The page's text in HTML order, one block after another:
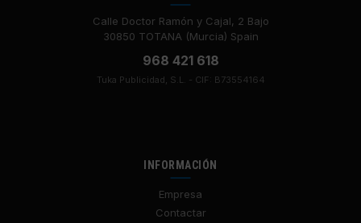
Calle Doctor Ramón y Cajal, 2 Bajo
30850 TOTANA (Murcia) Spain
968 421 618
Tuka Publicidad, S.L. - CIF: B73554164
INFORMACIÓN
Empresa
Contactar